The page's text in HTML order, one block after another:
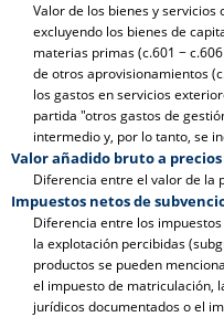
Valor de los bienes y servicios
excluyendo los bienes de
materias primas (c.601 −
de otros aprovisionamientos
los gastos en servicios
partida "otros gastos de
intermedio y, por lo tanto, se
Valor añadido bruto a
Diferencia entre el valor de la
Impuestos netos de
Diferencia entre los
la explotación percibidas
productos se pueden
el impuesto de matriculación,
jurídicos documentados o el